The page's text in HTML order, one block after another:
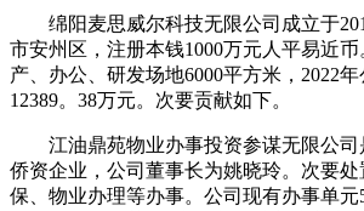
绵阳麦思威尔科技无限公司成立于
市安州区，注册本钱1000万元人平易近
产、办公、研发场地6000平方米，2022
12389。38万元。次要贡献如下。
江油鼎苑物业办事投资参谋无限公司
侨资企业，公司董事长为姚晓玲。次要
保、物业办理等办事。公司现有办事单元